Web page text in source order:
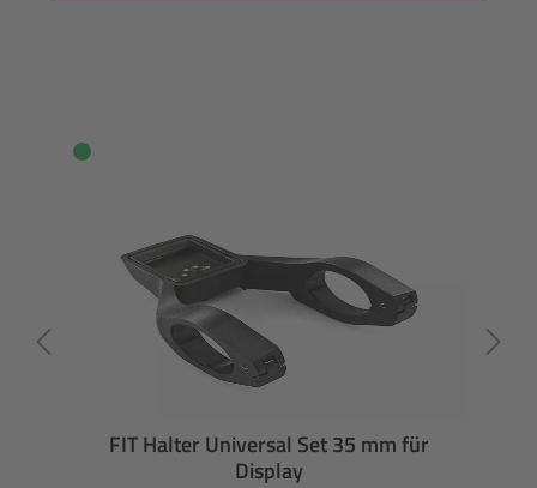
FIT Halter Universal Set 35 mm für
Display